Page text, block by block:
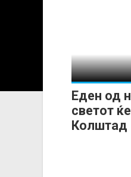
Еден од
светот
Колштад
За секоја